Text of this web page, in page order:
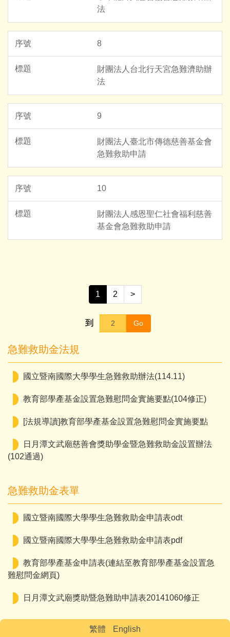
法
8
財團法人台北行天宮急難濟助辦
法
9
財團法人臺北市傳德慈善基金會
急難救助申請
10
財團法人感恩聖仁社會福利慈善
基金會急難救助申請
1 2 >
到 Go
急難救助金法規
國立暨南國際大學學生急難救助辦法(114.11)
教育部學產基金設置急難慰問金實施要點(104修正)
[法規導讀]教育部學產基金設置急難慰問金實施要點
日月潭文武廟慈善會獎助學金暨急難救助金設置辦法
(102通過)
急難救助金表單
國立暨南國際大學學生急難救助金申請表odt
國立暨南國際大學學生急難救助金申請表pdf
教育部學產基金申請表(連結至教育部學產基金設置急
難慰問金網頁)
日月潭文武廟獎助暨急難助申請表20141060修正
繁體 English